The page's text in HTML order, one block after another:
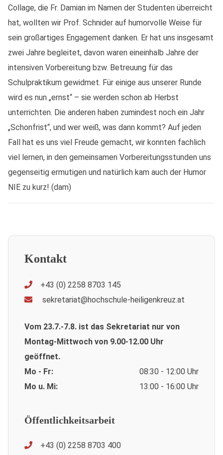
Collage, die Fr. Damian im Namen der Studenten überreicht
hat, wollten wir Prof. Schnider auf humorvolle Weise für
sein großartiges Engagement danken. Er hat uns insgesamt
zwei Jahre begleitet, davon waren eineinhalb Jahre der
intensiven Vorbereitung bzw. Betreuung für das
Schulpraktikum gewidmet. Für einige aus unserer Runde
wird es nun „ernst“ – sie werden schon ab Herbst
unterrichten. Die anderen haben zumindest noch ein Jahr
„Schonfrist“, und wer weiß, was dann kommt? Auf jeden
Fall hat es uns viel Freude gemacht, wir konnten fachlich
viel lernen, in den gemeinsamen Vorbereitungsstunden uns
gegenseitig ermutigen und natürlich kam auch der Humor
NIE zu kurz! (dam)
Kontakt
+43 (0) 2258 8703 145
sekretariat@hochschule-heiligenkreuz.at
Vom 23.7.-7.8. ist das Sekretariat nur von
Montag-Mittwoch von 9.00-12.00 Uhr
geöffnet.
Mo - Fr:
08:30 - 12:00 Uhr
Mo u. Mi:
13:00 - 16:00 Uhr
Öffentlichkeitsarbeit
+43 (0) 2258 8703 400